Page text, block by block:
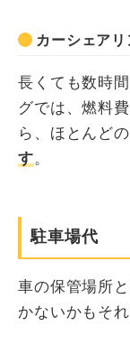
カーシェアリ
長くても数時
グでは、燃料
ら、ほとんどの
す。
駐車場代
車の保管場所
かないかもそ